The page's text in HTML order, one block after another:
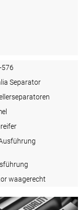
576
Separator
waagerecht